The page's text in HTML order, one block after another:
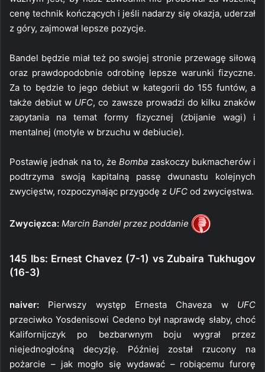
cenę technik kończących i jeśli nadarzy się okazja, uderzał
z góry, zajmował lepsze pozycje.
Bandel będzie miał też po swojej stronie przewagę siłową
oraz prawdopodobnie odrobinę lepsze warunki fizyczne.
Za to będzie to jego debiut w kategorii do 155 funtów, a
także debiut w UFC, co zawsze prowadzi do kilku znaków
zapytania na temat formy fizycznej (zbijanie wagi) i
mentalnej (motyle w brzuchu w debiucie).
Postawię jednak na to, żeBomba zaskoczy bukmacherów i
podtrzyma swoją kapitalną passę dwunastu kolejnych
zwycięstw, rozpoczynając przygodę z UFC od zwycięstwa.
Zwycięzca: Marcin Bandel przez poddanie
145 lbs: Ernest Chavez (7-1) vs Zubaira Tukhugov
(16-3)
naiver: Pierwszy występ Ernesta Chaveza w UFC
przeciwko Yosdenisowi Cedeno był naprawdę słaby, choć
Kalifornijczyk po bezbarwnym boju wygrał przez
niejednogłośną decyzję. Później został rzucony na
pożarcie – jak mogło się wydawać – robiącemu furorę